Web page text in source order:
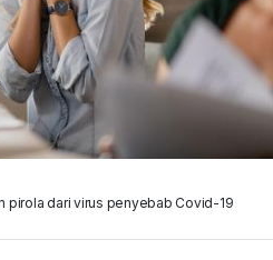
pirola dari virus penyebab Covid-19